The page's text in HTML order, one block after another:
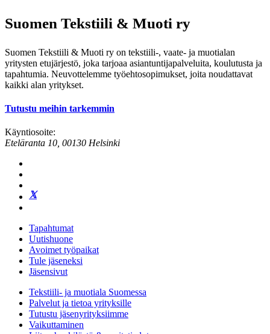
Suomen Tekstiili & Muoti ry
Suomen Tekstiili & Muoti ry on tekstiili-, vaate- ja muotialan
yritysten etujärjestö, joka tarjoaa asiantuntijapalveluita, koulutusta ja
tapahtumia. Neuvottelemme työehtosopimukset, joita noudattavat
kaikki alan yritykset.
Tutustu meihin tarkemmin
Käyntiosoite:
Eteläranta 10, 00130 Helsinki
Tapahtumat
Uutishuone
Avoimet työpaikat
Tule jäseneksi
Jäsensivut
Tekstiili- ja muotiala Suomessa
Palvelut ja tietoa yrityksille
Tutustu jäsenyrityksiimme
Vaikuttaminen